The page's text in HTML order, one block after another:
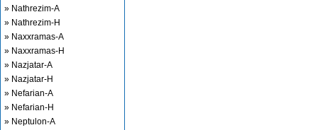
» Nathrezim-A
» Nathrezim-H
» Naxxramas-A
» Naxxramas-H
» Nazjatar-A
» Nazjatar-H
» Nefarian-A
» Nefarian-H
» Neptulon-A